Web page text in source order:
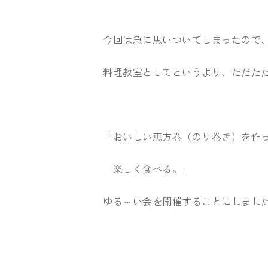
今回は急に思いついてしまったので、
料理教室としてというより、ただただ
「おいしい恵方巻（のり巻き）を作っ
楽しく食べる。」
ゆる～い会を開催することにしました